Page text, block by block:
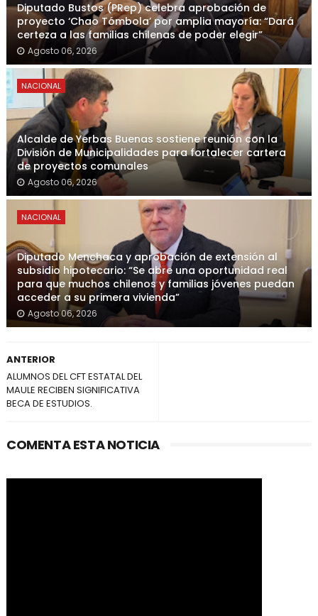
Diputado Bustos (PRep) celebra aprobación de
proyecto ‘Chao Tómbola’ por amplia mayoría: “Dará
certeza a las familias chilenas de poder elegir”
Agosto 06, 2026
NACIONAL
Alcalde de Yerbas Buenas sostiene reunión con la
División de Municipalidades para fortalecer cartera
de proyectos comunales
Agosto 06, 2026
NACIONAL
Diputado Menchaca y aprobación de extensión al
subsidio hipotecario: “Se abre una oportunidad real
para que muchos chilenos y familias jóvenes puedan
acceder a su primera vivienda”
Agosto 06, 2026
ANTERIOR
ALUMNOS DEL CFT ESTATAL DEL
MAULE RECIBEN SIGNIFICATIVA
BECA DE ESTUDIOS.
COMENTA ESTA NOTICIA